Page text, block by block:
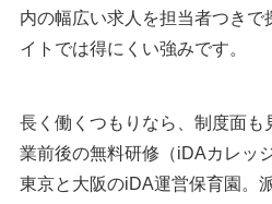
内の幅広い求人を担当者つきで
イトでは得にくい強みです。
長く働くつもりなら、制度面も
業前後の無料研修（iDAカレッ
東京と大阪のiDA運営保育園。